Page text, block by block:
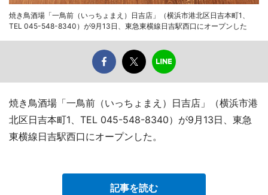
焼き鳥酒場「一鳥前（いっちょまえ）日吉店」（横浜市港北区日吉本町1、
TEL 045-548-8340）が9月13日、東急東横線日吉駅西口にオープンした
焼き鳥酒場「一鳥前（いっちょまえ）日吉店」（横浜市港
北区日吉本町1、TEL 045-548-8340）が9月13日、東急
東横線日吉駅西口にオープンした。
記事を読む